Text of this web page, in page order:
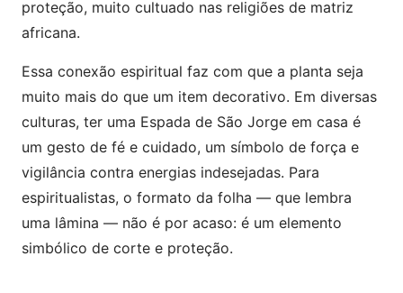
proteção, muito cultuado nas religiões de matriz
africana.
Essa conexão espiritual faz com que a planta seja
muito mais do que um item decorativo. Em diversas
culturas, ter uma Espada de São Jorge em casa é
um gesto de fé e cuidado, um símbolo de força e
vigilância contra energias indesejadas. Para
espiritualistas, o formato da folha — que lembra
uma lâmina — não é por acaso: é um elemento
simbólico de corte e proteção.